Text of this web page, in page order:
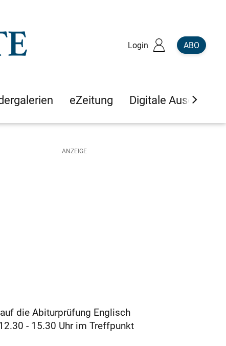
Login ABO
eZeitung Digitale Ausgaben
die Abiturprüfung Englisch
- 15.30 Uhr im Treffpunkt